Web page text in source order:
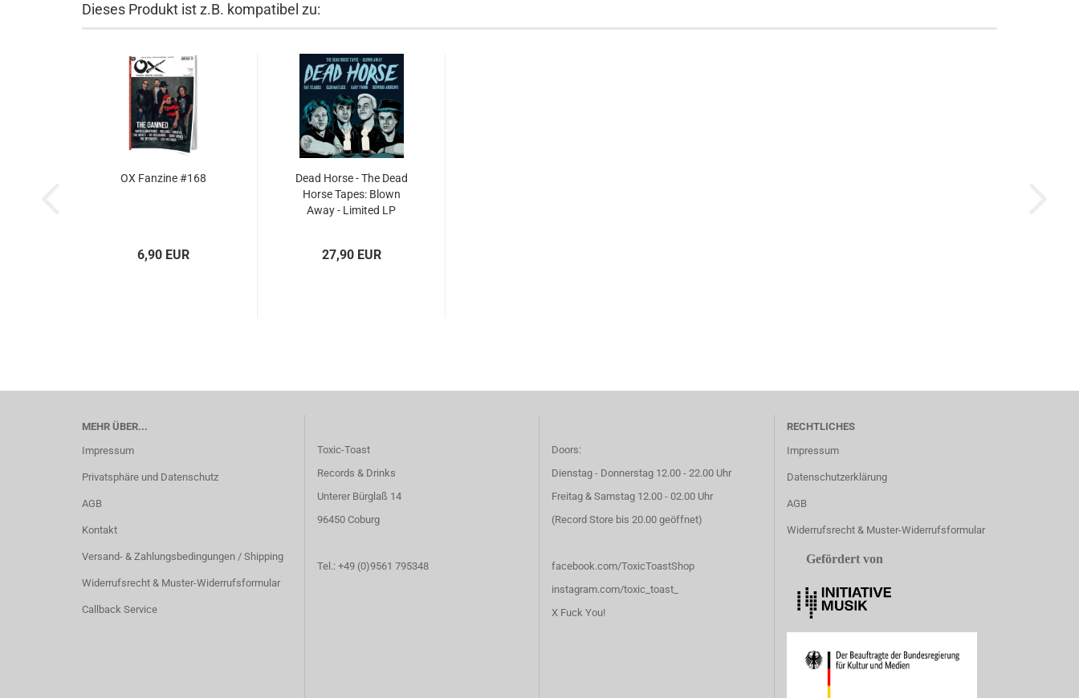
Dieses Produkt ist z.B. kompatibel zu:
OX Fanzine #168
6,90 EUR
Dead Horse - The Dead
Horse Tapes: Blown
Away - Limited LP
27,90 EUR
MEHR ÜBER...
Impressum
Privatsphäre und Datenschutz
AGB
Kontakt
Versand- & Zahlungsbedingungen / Shipping
Widerrufsrecht & Muster-Widerrufsformular
Callback Service
Toxic-Toast
Records & Drinks
Unterer Bürglaß 14
96450 Coburg
Tel.: +49 (0)9561 795348
Doors:
Dienstag - Donnerstag 12.00 - 22.00 Uhr
Freitag & Samstag 12.00 - 02.00 Uhr
(Record Store bis 20.00 geöffnet)
facebook.com/ToxicToastShop
instagram.com/toxic_toast_
X Fuck You!
RECHTLICHES
Impressum
Datenschutzerklärung
AGB
Widerrufsrecht & Muster-Widerrufsformular
Gefördert von